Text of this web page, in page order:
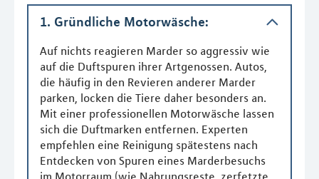
1. Gründliche Motorwäsche:
Auf nichts reagieren Marder so aggressiv wie
auf die Duftspuren ihrer Artgenossen. Autos,
die häufig in den Revieren anderer Marder
parken, locken die Tiere daher besonders an.
Mit einer professionellen Motorwäsche lassen
sich die Duftmarken entfernen. Experten
empfehlen eine Reinigung spätestens nach
Entdecken von Spuren eines Marderbesuchs